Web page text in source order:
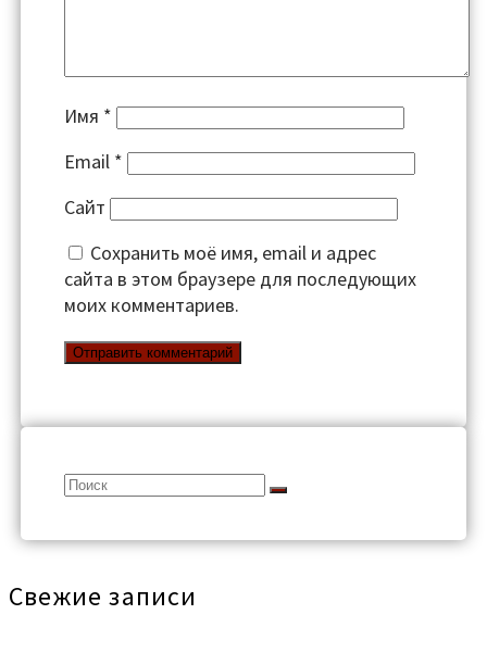
Имя *
Email *
Сайт
Сохранить моё имя, email и адрес
сайта в этом браузере для последующих
моих комментариев.
Search
Свежие записи